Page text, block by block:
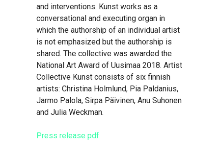
and interventions. Kunst works as a
conversational and executing organ in
which the authorship of an individual artist
is not emphasized but the authorship is
shared. The collective was awarded the
National Art Award of Uusimaa 2018. Artist
Collective Kunst consists of six finnish
artists: Christina Holmlund, Pia Paldanius,
Jarmo Palola, Sirpa Päivinen, Anu Suhonen
and Julia Weckman.
Press release pdf